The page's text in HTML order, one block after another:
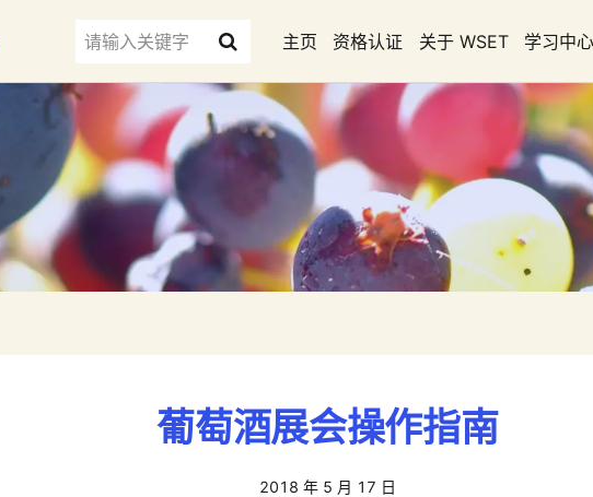
主页 资格认证 关于 WSET 学习中心
葡萄酒展会操作指南
2018 年 5 月 17 日